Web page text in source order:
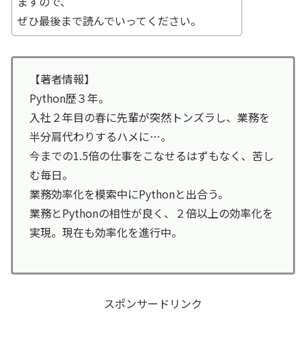
ぜひ最後まで読んでいってください。
【著者情報】
Python歴３年。
入社２年目の春に先輩が突然トンズラし、業務を
半分肩代わりするハメに…。
今までの1.5倍の仕事をこなせるはずもなく、苦し
む毎日。
業務効率化を模索中にPythonと出合う。
業務とPythonの相性が良く、２倍以上の効率化を
実現。現在も効率化を進行中。
スポンサードリンク